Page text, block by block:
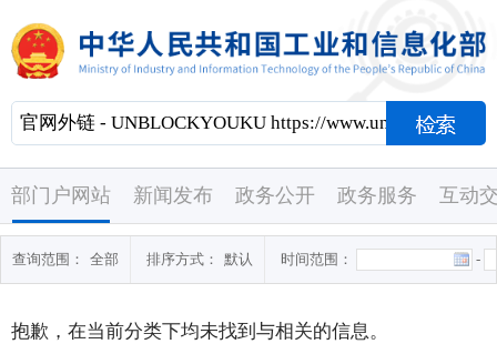
部门户网站 新闻发布 政务公开 政务服务 互动
查询范围： 全部 排序方式： 默认 时间范围： -
抱歉，在当前分类下均未找到与相关的信息。